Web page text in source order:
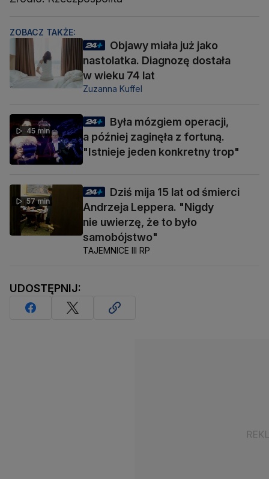
ZOBACZ TAKŻE:
Objawy miała już jako
nastolatka. Diagnozę dostała
w wieku 74 lat
Zuzanna Kuffel
45 min
Była mózgiem operacji,
a później zaginęła z fortuną.
"Istnieje jeden konkretny trop"
57 min
Dziś mija 15 lat od śmierci
Andrzeja Leppera. "Nigdy
nie uwierzę, że to było
samobójstwo"
TAJEMNICE III RP
UDOSTĘPNIJ: